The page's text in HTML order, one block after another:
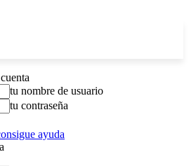
tu nombre de usuario
tu contraseña
ayuda